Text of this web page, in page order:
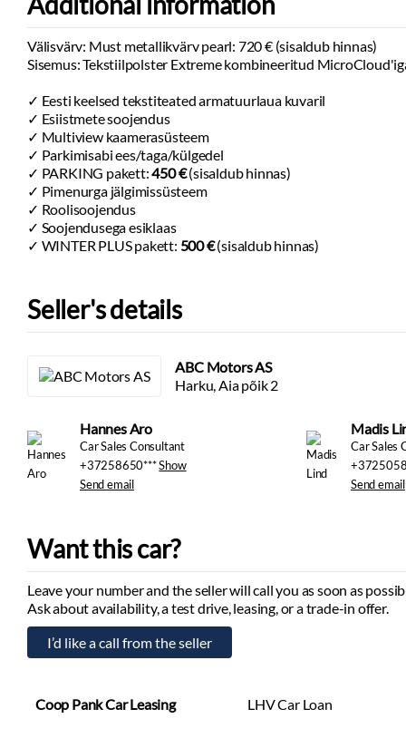
Tagurduskaamera
suletava panipaigaga
Ilma reguleeritava pagasiruumi põrandata
Valgus-ja
Välisvärv: Must metallikvärv pearl: 720 € (sisaldub hinnas)
Sisemus: Tekstiilpolster Extreme kombineeritud
✓ Eesti keelsed tekstiteated armatuurlaua kuvaril
✓ Esiistmete soojendus
✓ Multiview kaamerasüsteem
✓ Parkimisabi ees/taga/külgedel
✓ PARKING pakett:450 €(sisaldub hinnas)
✓ Pimenurga jälgimissüsteem
✓ Roolisoojendus
✓ Soojendusega esiklaas
✓ WINTER PLUS pakett: 500 €(sisaldub hinnas)
Seller's details
ABC Motors AS
Harku, Aia põik 2
Hannes Aro
Car Sales Consultant
+37258650***Show
Send email
Madis
Car Sales
Send email
Want this car?
Leave your number and the seller will call you as soon as
Ask about availability, a test drive, leasing, or a trade-in offer.
Coop Pank Car Leasing LHV Car Loan